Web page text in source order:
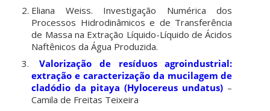
Eliana Weiss. Investigação Numérica dos
Processos Hidrodinâmicos e de Transferência
de Massa na Extração Líquido-Líquido de Ácidos
Naftênicos da Água Produzida.
Valorização de resíduos agroindustrial:
extração e caracterização da mucilagem de
cladódio da pitaya (Hylocereus undatus) –
Camila de Freitas Teixeira